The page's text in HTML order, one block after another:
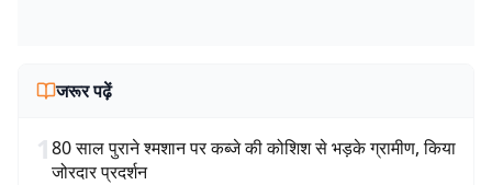
जरूर पढ़ें
180 साल पुराने श्मशान पर कब्जे की कोशिश से भड़के ग्रामीण, किया
जोरदार प्रदर्शन